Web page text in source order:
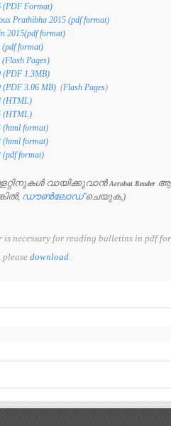
(PDF Format)
Prathibha 2015 (pdf format)
2015(pdf format)
(pdf format)
(Flash Pages)
(PDF 1.3MB)
(PDF 3.06 MB) (Flash Pages)
(HTML)
(HTML)
(html format)
(html format)
(pdf format)
വായിക്കുവാൻAcrobat Reader
ഡൗൺലോഡ്ചെയുക,)
is necessary for reading bulletins in pdf
please download